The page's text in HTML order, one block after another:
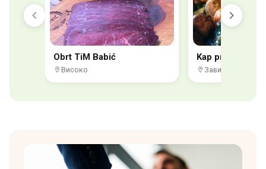
Obrt TiM Babić
Високо
Kap prirode
Завидовићи